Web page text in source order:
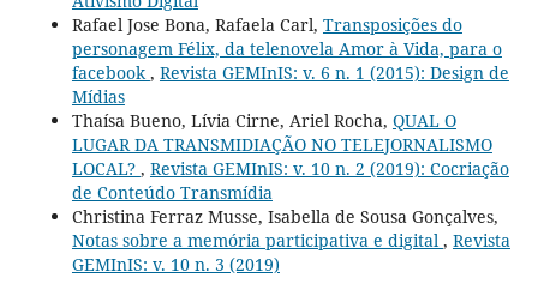
Rafael Jose Bona, Rafaela Carl, Transposições do
personagem Félix, da telenovela Amor à Vida, para o
facebook, Revista GEMInIS: v. 6 n. 1 (2015): Design de
Mídias
Thaísa Bueno, Lívia Cirne, Ariel Rocha, QUAL O
LUGAR DA TRANSMIDIAÇÃO NO TELEJORNALISMO
LOCAL? , Revista GEMInIS: v. 10 n. 2 (2019): Cocriação
de Conteúdo Transmídia
Christina Ferraz Musse, Isabella de Sousa Gonçalves,
Notas sobre a memória participativa e digital , Revista
GEMInIS: v. 10 n. 3 (2019)